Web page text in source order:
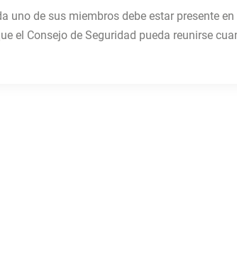
uno de sus miembros debe estar presente
el Consejo de Seguridad pueda reunirse